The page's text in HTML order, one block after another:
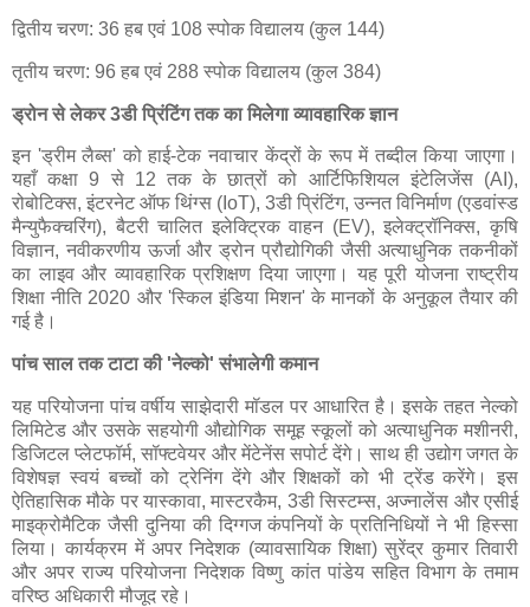
द्वितीय चरण: 36 हब एवं 108 स्पोक विद्यालय (कुल 144)
तृतीय चरण: 96 हब एवं 288 स्पोक विद्यालय (कुल 384)
ड्रोन से लेकर 3डी प्रिंटिंग तक का मिलेगा व्यावहारिक ज्ञान
इन 'ड्रीम लैब्स' को हाई-टेक नवाचार केंद्रों के रूप में तब्दील किया जाएगा।
यहाँ कक्षा 9 से 12 तक के छात्रों को आर्टिफिशियल इंटेलिजेंस (AI),
रोबोटिक्स, इंटरनेट ऑफ थिंग्स (IoT), 3डी प्रिंटिंग, उन्नत विनिर्माण (एडवांस्ड
मैन्युफैक्चरिंग), बैटरी चालित इलेक्ट्रिक वाहन (EV), इलेक्ट्रॉनिक्स, कृषि
विज्ञान, नवीकरणीय ऊर्जा और ड्रोन प्रौद्योगिकी जैसी अत्याधुनिक तकनीकों
का लाइव और व्यावहारिक प्रशिक्षण दिया जाएगा। यह पूरी योजना राष्ट्रीय
शिक्षा नीति 2020 और 'स्किल इंडिया मिशन' के मानकों के अनुकूल तैयार की
गई है।
पांच साल तक टाटा की 'नेल्को' संभालेगी कमान
यह परियोजना पांच वर्षीय साझेदारी मॉडल पर आधारित है। इसके तहत नेल्को
लिमिटेड और उसके सहयोगी औद्योगिक समूह स्कूलों को अत्याधुनिक मशीनरी,
डिजिटल प्लेटफॉर्म, सॉफ्टवेयर और मेंटेनेंस सपोर्ट देंगे। साथ ही उद्योग जगत के
विशेषज्ञ स्वयं बच्चों को ट्रेनिंग देंगे और शिक्षकों को भी ट्रेंड करेंगे। इस
ऐतिहासिक मौके पर यास्कावा, मास्टरकैम, 3डी सिस्टम्स, अज्नालेंस और एसीई
माइक्रोमैटिक जैसी दुनिया की दिग्गज कंपनियों के प्रतिनिधियों ने भी हिस्सा
लिया। कार्यक्रम में अपर निदेशक (व्यावसायिक शिक्षा) सुरेंद्र कुमार तिवारी
और अपर राज्य परियोजना निदेशक विष्णु कांत पांडेय सहित विभाग के तमाम
वरिष्ठ अधिकारी मौजूद रहे।